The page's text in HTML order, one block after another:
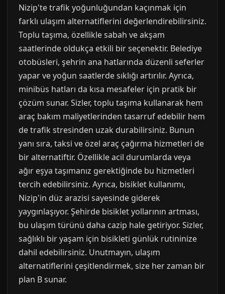
Nizip'te trafik yoğunluğundan kaçınmak için
farklı ulaşım alternatiflerini değerlendirebilirsiniz.
Toplu taşıma, özellikle sabah ve akşam
saatlerinde oldukça etkili bir seçenektir. Belediye
otobüsleri, şehrin ana hatlarında düzenli seferler
yapar ve yoğun saatlerde sıklığı artırılır. Ayrıca,
minibüs hatları da kısa mesafeler için pratik bir
çözüm sunar. Sizler, toplu taşıma kullanarak hem
araç bakım maliyetlerinden tasarruf edebilir hem
de trafik stresinden uzak durabilirsiniz. Bunun
yanı sıra, taksi ve özel araç çağırma hizmetleri de
bir alternatiftir. Özellikle acil durumlarda veya
ağır eşya taşımanız gerektiğinde bu hizmetleri
tercih edebilirsiniz. Ayrıca, bisiklet kullanımı,
Nizip'in düz arazisi sayesinde giderek
yaygınlaşıyor. Şehirde bisiklet yollarının artması,
bu ulaşım türünü daha cazip hale getiriyor. Sizler,
sağlıklı bir yaşam için bisikleti günlük rutininize
dahil edebilirsiniz. Unutmayın, ulaşım
alternatiflerini çeşitlendirmek, size her zaman bir
plan B sunar.